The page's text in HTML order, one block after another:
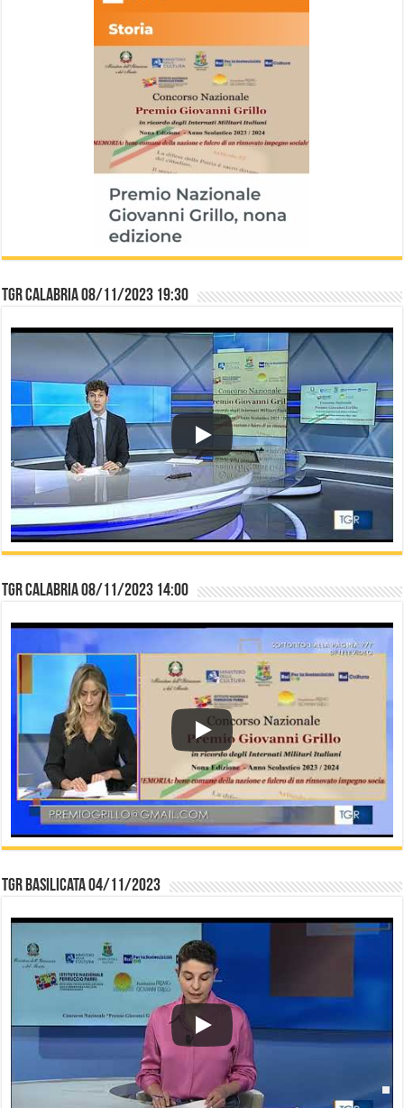
TGR Calabria 08/11/2023 19:30
TGR Calabria 08/11/2023 14:00
TGR Basilicata 04/11/2023